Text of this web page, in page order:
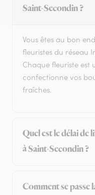
Saint-Secondin ?
Vous êtes au bon
fleuristes du réseau
Chaque fleuriste est
confectionne vos
fraîches.
Quel est le délai
à Saint-Secondin ?
Comment se passe